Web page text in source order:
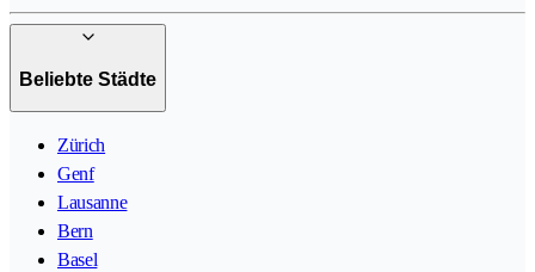
Beliebte Städte
Zürich
Genf
Lausanne
Bern
Basel